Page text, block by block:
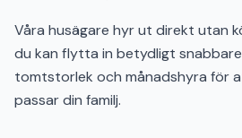
Våra husägare hyr ut direkt utan
du kan flytta in betydligt
tomtstorlek och månadshyra för
passar din familj.